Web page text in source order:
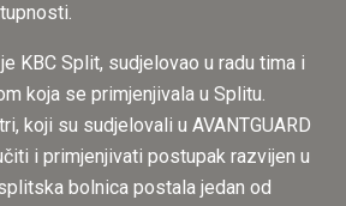
KBC Split, sudjelovao u radu tima i
koja se primjenjivala u Splitu.
koji su sudjelovali u AVANTGUARD
i primjenjivati postupak razvijen u
bolnica postala jedan od